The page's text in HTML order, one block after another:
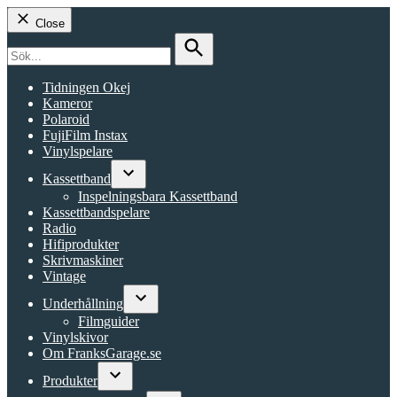
Close
for:
Search
Tidningen Okej
Kameror
Polaroid
FujiFilm Instax
Vinylspelare
Kassettband
Open
dropdown
menu
Inspelningsbara Kassettband
Kassettbandspelare
Radio
Hifiprodukter
Skrivmaskiner
Vintage
Underhållning
Open
Filmguider
Vinylskivor
Om FranksGarage.se
Produkter
Open